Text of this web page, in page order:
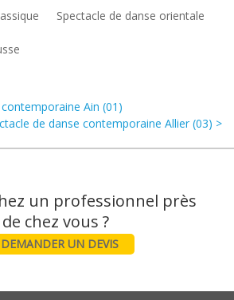
Spectacle de danse orientale
Ain (01)
de danse contemporaine Allier (03) >
un professionnel près
DEMANDER UN DEVIS